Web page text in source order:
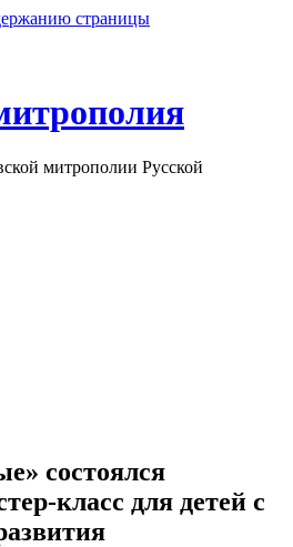
страницы
митрополии Русской
состоялся
класс для детей с